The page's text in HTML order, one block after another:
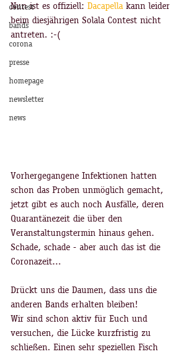
contest
bands
corona
presse
homepage
newsletter
news
Nun ist es offiziell: Dacapella kann leider
beim diesjährigen Solala Contest nicht
antreten. :-(
Vorhergegangene Infektionen hatten
schon das Proben unmöglich gemacht,
jetzt gibt es auch noch Ausfälle, deren
Quarantänezeit die über den
Veranstaltungstermin hinaus gehen.
Schade, schade - aber auch das ist die
Coronazeit...
Drückt uns die Daumen, dass uns die
anderen Bands erhalten bleiben!
Wir sind schon aktiv für Euch und
versuchen, die Lücke kurzfristig zu
schließen. Einen sehr speziellen Fisch